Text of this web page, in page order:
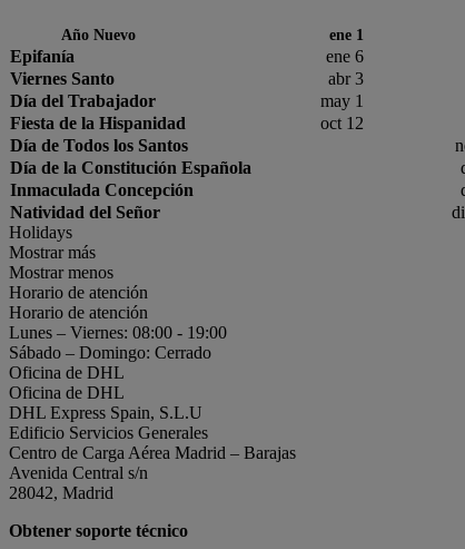
Año Nuevo ene 1
Epifanía
ene 6
Viernes Santo
abr 3
Día del Trabajador
may 1
Fiesta de la Hispanidad
oct 12
Día de Todos los Santos
Día de la Constitución Española
Inmaculada Concepción
Natividad del Señor
Holidays
Mostrar más
Mostrar menos
Horario de atención
Horario de atención
Lunes – Viernes: 08:00 - 19:00
Sábado – Domingo: Cerrado
Oficina de DHL
Oficina de DHL
DHL Express Spain, S.L.U
Edificio Servicios Generales
Centro de Carga Aérea Madrid – Barajas
Avenida Central s/n
28042, Madrid
Obtener soporte técnico